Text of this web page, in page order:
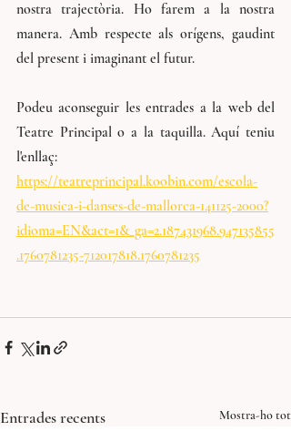
nostra trajectòria. Ho farem a la nostra
manera. Amb respecte als orígens, gaudint
del present i imaginant el futur.
Podeu aconseguir les entrades a la web del
Teatre Principal o a la taquilla. Aquí teniu
https://teatreprincipal.koobin.com/escola-
de-musica-i-danses-de-mallorca-141125-2000?
idioma=EN&act=1&_ga=2.187431968.947135855
.1760781235-712017818.1760781235
Entrades recents Mostra-ho tot